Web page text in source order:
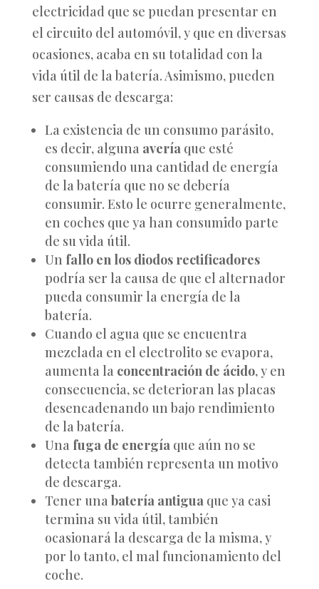
electricidad que se puedan presentar en
el circuito del automóvil, y que en diversas
ocasiones, acaba en su totalidad con la
vida útil de la batería. Asimismo, pueden
ser causas de descarga:
La existencia de un consumo parásito,
es decir, alguna averíaque esté
consumiendo una cantidad de energía
de la batería que no se debería
consumir. Esto le ocurre generalmente,
en coches que ya han consumido parte
de su vida útil.
Un fallo en los diodos rectificadores
podría ser la causa de que el alternador
pueda consumir la energía de la
batería.
Cuando el agua que se encuentra
mezclada en el electrolito se evapora,
aumenta la concentración de ácido, y en
consecuencia, se deterioran las placas
desencadenando un bajo rendimiento
de la batería.
Una fuga de energíaque aún no se
detecta también representa un motivo
de descarga.
Tener una batería antiguaque ya casi
termina su vida útil, también
ocasionará la descarga de la misma, y
por lo tanto, el mal funcionamiento del
coche.